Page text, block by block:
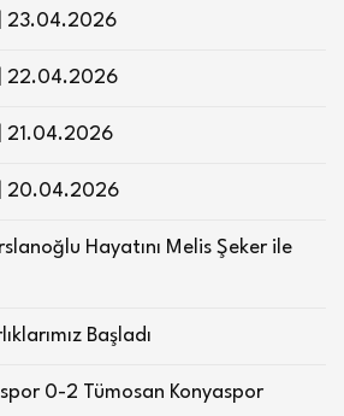
23.04.2026
| 22.04.2026
21.04.2026
| 20.04.2026
Hayatını Melis Şeker ile
Başladı
0-2 Tümosan Konyaspor